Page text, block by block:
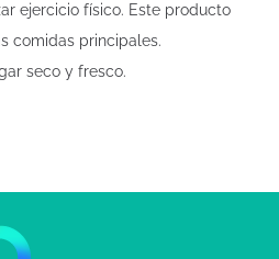
ejercicio físico. Este producto
comidas principales.
seco y fresco.